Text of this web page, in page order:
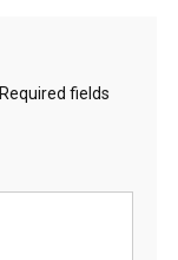
Required fields